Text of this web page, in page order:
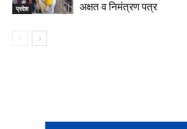
प्रदेश
अक्षत व निमंत्रण पत्र